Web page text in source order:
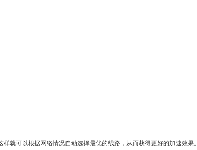
就可以根据网络情况自动选择最优的线路，从而获得更好的加速效果。